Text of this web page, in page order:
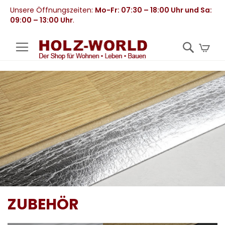
Unsere Öffnungszeiten: Mo-Fr: 07:30 – 18:00 Uhr und Sa:
09:00 – 13:00 Uhr.
ZUBEHÖR